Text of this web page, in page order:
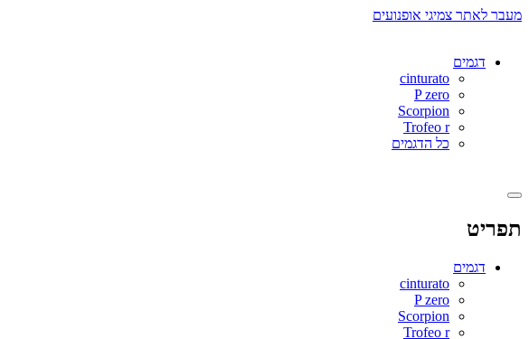
מעבר לאתר צמיגי אופנועים
רכביםלדלג
דגמים
cinturato
P zero
Scorpion
Trofeo r
כל הדגמים
תפריט
דגמים
cinturato
P zero
Scorpion
Trofeo r